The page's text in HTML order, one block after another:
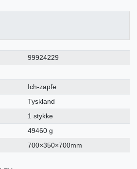
99924229
Ich-zapfe
Tyskland
1 stykke
49460 g
700×350×700mm